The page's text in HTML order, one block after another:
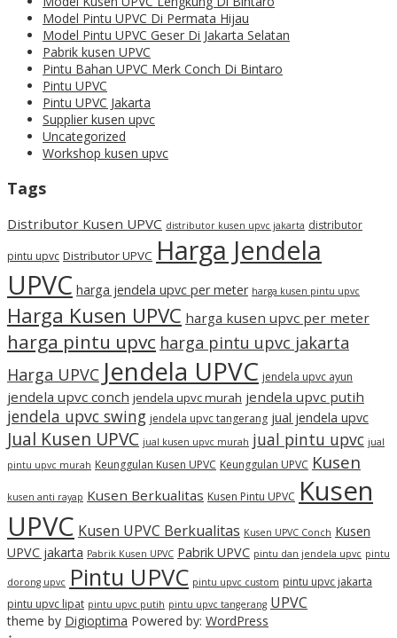
Model Pintu UPVC Di Permata Hijau
Model Pintu UPVC Geser Di Jakarta Selatan
Pabrik kusen UPVC
Pintu Bahan UPVC Merk Conch Di Bintaro
Pintu UPVC
Pintu UPVC Jakarta
Supplier kusen upvc
Uncategorized
Workshop kusen upvc
Tags
Distributor Kusen UPVC distributor kusen upvc jakarta distributor
pintu upvc Distributor UPVC Harga Jendela
UPVC harga jendela upvc per meter harga kusen pintu upvc
Harga Kusen UPVC harga kusen upvc per meter
harga pintu upvc harga pintu upvc jakarta
Harga UPVC Jendela UPVC jendela upvc ayun
jendela upvc conch jendela upvc murah jendela upvc putih
jendela upvc swing jendela upvc tangerang jual jendela upvc
Jual Kusen UPVC jual kusen upvc murah jual pintu upvc jual
pintu upvc murah Keunggulan Kusen UPVC Keunggulan UPVC Kusen
kusen anti rayap Kusen Berkualitas Kusen Pintu UPVC Kusen
UPVC Kusen UPVC Berkualitas Kusen UPVC Conch Kusen
UPVC jakarta Pabrik Kusen UPVC Pabrik UPVC pintu dan jendela upvc pintu
dorong upvc Pintu UPVC pintu upvc custom pintu upvc jakarta
pintu upvc lipat pintu upvc putih pintu upvc tangerang UPVC
theme by Digioptima Powered by: WordPress